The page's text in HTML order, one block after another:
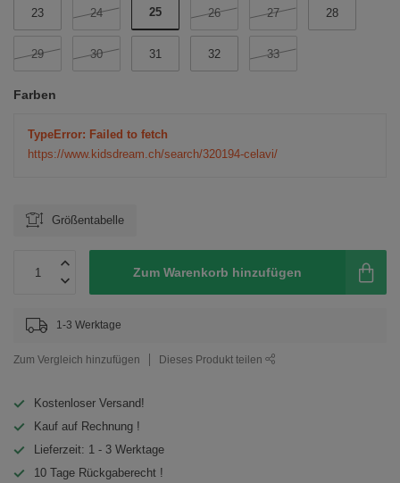
23 24 25 26 27 28
29 30 31 32 33
Farben
TypeError: Failed to fetch
https://www.kidsdream.ch/search/320194-celavi/
Größentabelle
Zum Warenkorb hinzufügen
1-3 Werktage
Zum Vergleich hinzufügen Dieses Produkt teilen
Kostenloser Versand!
Kauf auf Rechnung !
Lieferzeit: 1 - 3 Werktage
10 Tage Rückgaberecht !